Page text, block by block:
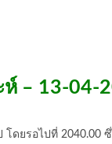
ห์ – 13-04-
รอไปที่ 2040.00